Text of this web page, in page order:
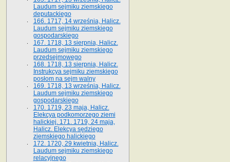
Laudum sejmiku ziemskiego
deputackiego
166. 1717, 14 września, Halicz.
Laudum sejmiku ziemskiego
gospodarskiego
167. 1718, 13 sierpnia, Halicz.
Laudum sejmiku ziemskiego
przedsejmowego
168. 1718, 13 sierpnia, Halicz.
Instrukcya sejmiku ziemskiego
posłom na sejm walny
169. 1718, 13 września, Halicz.
Laudum sejmiku ziemskiego
gospodarskiego
170. 1719, 23 maja, Halicz.
Elekcya podkomorzego ziemi
halickiej. 171. 1719, 24 maja,
Halicz. Elekcya sędziego
ziemskiego halickiego
172. 1720, 29 kwietnia, Halicz.
Laudum sejmiku ziemskiego
relacyjnego